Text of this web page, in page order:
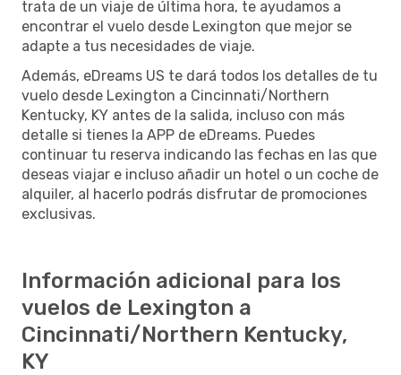
trata de un viaje de última hora, te ayudamos a
encontrar el vuelo desde Lexington que mejor se
adapte a tus necesidades de viaje.
Además, eDreams US te dará todos los detalles de tu
vuelo desde Lexington a Cincinnati/Northern
Kentucky, KY antes de la salida, incluso con más
detalle si tienes la APP de eDreams. Puedes
continuar tu reserva indicando las fechas en las que
deseas viajar e incluso añadir un hotel o un coche de
alquiler, al hacerlo podrás disfrutar de promociones
exclusivas.
Información adicional para los
vuelos de Lexington a
Cincinnati/Northern Kentucky,
KY